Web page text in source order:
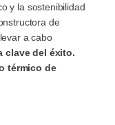
y la sostenibilidad
de
a cabo
clave del éxito.
térmico de